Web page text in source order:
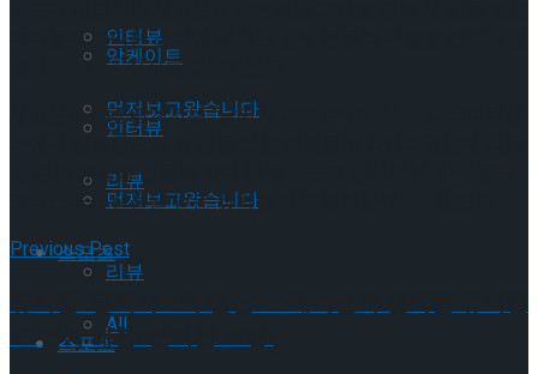
인터뷰
먼저보고왔습니다
리뷰
스포츠
All
앙케이트
인터뷰
먼저보고왔습니다
리뷰
스포츠
아이들이 있다는 소식에 우리도 함께 응원의 마음을 전하고 싶
었다.”고 기부 취지를 설명하였다.
세종문화회관 관계자는 “날씨가 너무 추워져서 각 지역아동센
터에서 광화문으로 먼 길을 오는 아이들이 걱정되었는데 따뜻
한 동계 패딩을 선물로 받아 너무 기쁘고 감사하다. 아이들도
크리스마스 선물을 받은 것처럼 너무 좋아한다.” 고 밝혔다.
Previous Post
로 완벽 재현! 관객들 호평!